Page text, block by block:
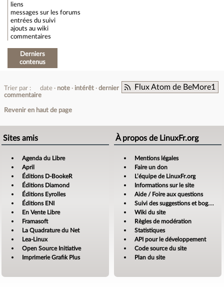
liens
messages sur les forums
entrées du suivi
ajouts au wiki
commentaires
Derniers
contenus
Flux Atom de BeMore1
Trier par : date note intérêt
dernier
commentaire
Revenir en haut de page
Sites amis
Agenda du Libre
April
Éditions D-BookeR
Éditions Diamond
Éditions Eyrolles
Éditions ENI
En Vente Libre
Framasoft
La Quadrature du Net
Lea-Linux
Open Source Initiative
Imprimerie Grafik Plus
À propos de LinuxFr.org
Mentions légales
Faire un don
L’équipe de LinuxFr.org
Informations sur le site
Aide / Foire aux questions
Suivi des suggestions et bogues
Wiki du site
Règles de modération
Statistiques
API pour le développement
Code source du site
Plan du site